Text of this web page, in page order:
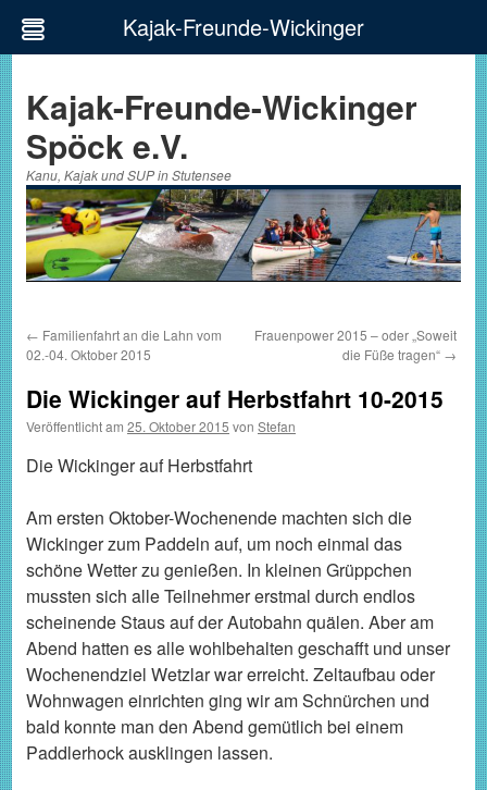
springen
Kajak-Freunde-Wickinger
Spöck e.V.
Kanu, Kajak und SUP in Stutensee
← Familienfahrt an die Lahn vom
02.-04. Oktober 2015
Frauenpower 2015 – oder „Soweit
die Füße tragen“ →
Die Wickinger auf Herbstfahrt 10-2015
Veröffentlicht am 25. Oktober 2015 von Stefan
Die Wickinger auf Herbstfahrt
Am ersten Oktober-Wochenende machten sich die
Wickinger zum Paddeln auf, um noch einmal das
schöne Wetter zu genießen. In kleinen Grüppchen
mussten sich alle Teilnehmer erstmal durch endlos
scheinende Staus auf der Autobahn quälen. Aber am
Abend hatten es alle wohlbehalten geschafft und unser
Wochenendziel Wetzlar war erreicht. Zeltaufbau oder
Wohnwagen einrichten ging wir am Schnürchen und
bald konnte man den Abend gemütlich bei einem
Paddlerhock ausklingen lassen.
Kajak-Freunde-Wickinger